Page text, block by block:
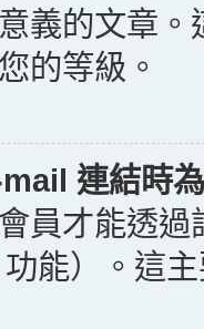
義的文章
的等級。
連結時
員才能透
能）。這